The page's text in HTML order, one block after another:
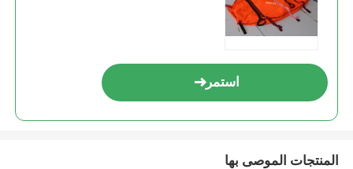
استمر
المنتجات الموصى بها